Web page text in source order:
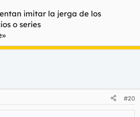
imitar la jerga de los
o series
#20